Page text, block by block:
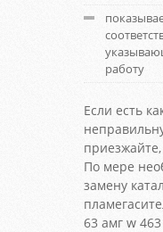
работу
Если есть
По мере
замену
63 амг w